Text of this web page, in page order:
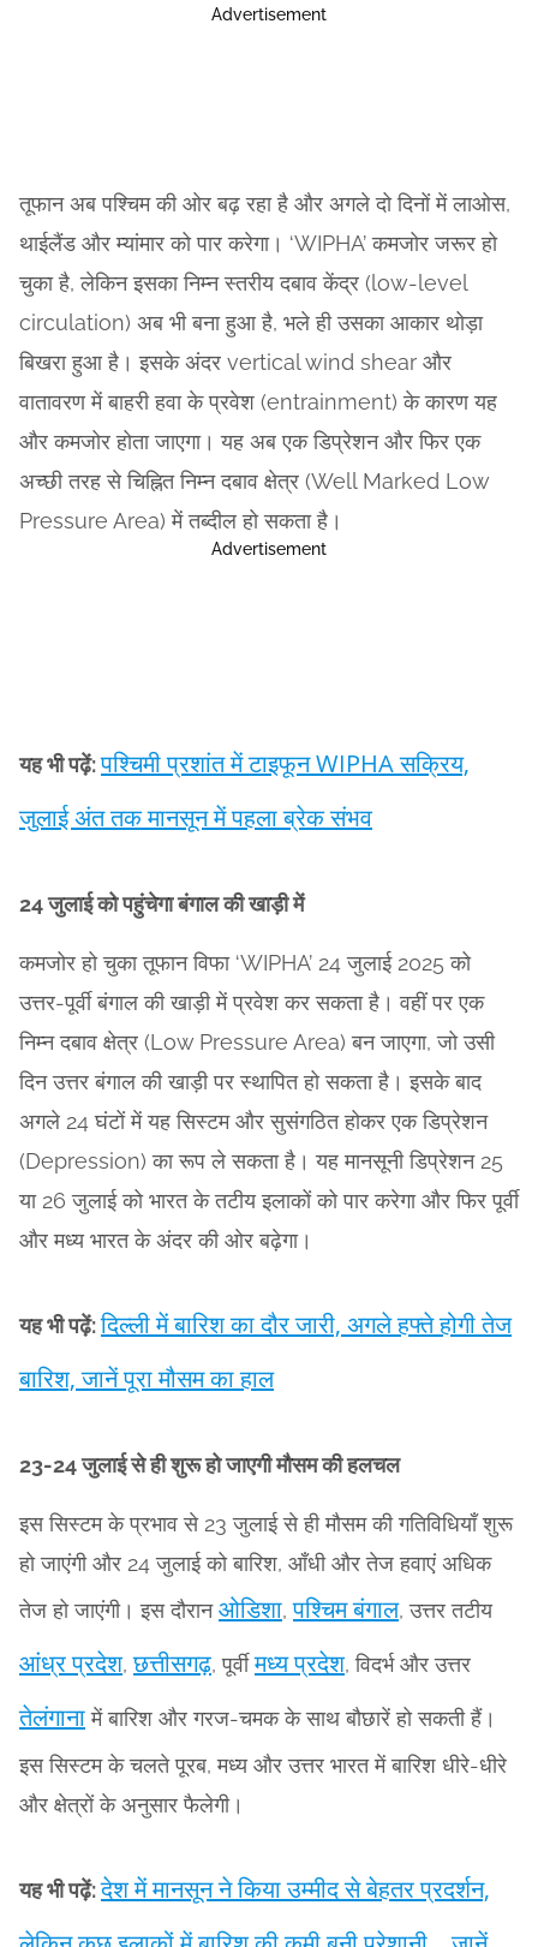
Advertisement
तूफान अब पश्चिम की ओर बढ़ रहा है और अगले दो दिनों में लाओस,
थाईलैंड और म्यांमार को पार करेगा। ‘WIPHA’ कमजोर जरूर हो
चुका है, लेकिन इसका निम्न स्तरीय दबाव केंद्र (low-level
circulation) अब भी बना हुआ है, भले ही उसका आकार थोड़ा
बिखरा हुआ है। इसके अंदर vertical wind shear और
वातावरण में बाहरी हवा के प्रवेश (entrainment) के कारण यह
और कमजोर होता जाएगा। यह अब एक डिप्रेशन और फिर एक
अच्छी तरह से चिह्नित निम्न दबाव क्षेत्र (Well Marked Low
Pressure Area) में तब्दील हो सकता है।
Advertisement
यह भी पढ़ें:पश्चिमी प्रशांत में टाइफून WIPHA सक्रिय,
जुलाई अंत तक मानसून में पहला ब्रेक संभव
24 जुलाई को पहुंचेगा बंगाल की खाड़ी में
कमजोर हो चुका तूफान विफा ‘WIPHA’ 24 जुलाई 2025 को
उत्तर-पूर्वी बंगाल की खाड़ी में प्रवेश कर सकता है। वहीं पर एक
निम्न दबाव क्षेत्र (Low Pressure Area) बन जाएगा, जो उसी
दिन उत्तर बंगाल की खाड़ी पर स्थापित हो सकता है। इसके बाद
अगले 24 घंटों में यह सिस्टम और सुसंगठित होकर एक डिप्रेशन
(Depression) का रूप ले सकता है। यह मानसूनी डिप्रेशन 25
या 26 जुलाई को भारत के तटीय इलाकों को पार करेगा और फिर पूर्वी
और मध्य भारत के अंदर की ओर बढ़ेगा।
यह भी पढ़ें:दिल्ली में बारिश का दौर जारी, अगले हफ्ते होगी तेज
बारिश, जानें पूरा मौसम का हाल
23-24 जुलाई से ही शुरू हो जाएगी मौसम की हलचल
इस सिस्टम के प्रभाव से 23 जुलाई से ही मौसम की गतिविधियाँ शुरू
हो जाएंगी और 24 जुलाई को बारिश, आँधी और तेज हवाएं अधिक
तेज हो जाएंगी। इस दौरानओडिशा,पश्चिम बंगाल, उत्तर तटीय
आंध्र प्रदेश,छत्तीसगढ़, पूर्वीमध्य प्रदेश, विदर्भ और उत्तर
तेलंगानामें बारिश और गरज-चमक के साथ बौछारें हो सकती हैं।
इस सिस्टम के चलते पूरब, मध्य और उत्तर भारत में बारिश धीरे-धीरे
और क्षेत्रों के अनुसार फैलेगी।
यह भी पढ़ें:देश में मानसून ने किया उम्मीद से बेहतर प्रदर्शन,